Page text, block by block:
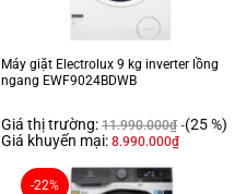
Máy giặt Electrolux 9 kg inverter lồng
ngang EWF9024BDWB
Giá thị trường: 11.990.000₫ (25 %)
Giá khuyến mại: 8.990.000₫
-22%